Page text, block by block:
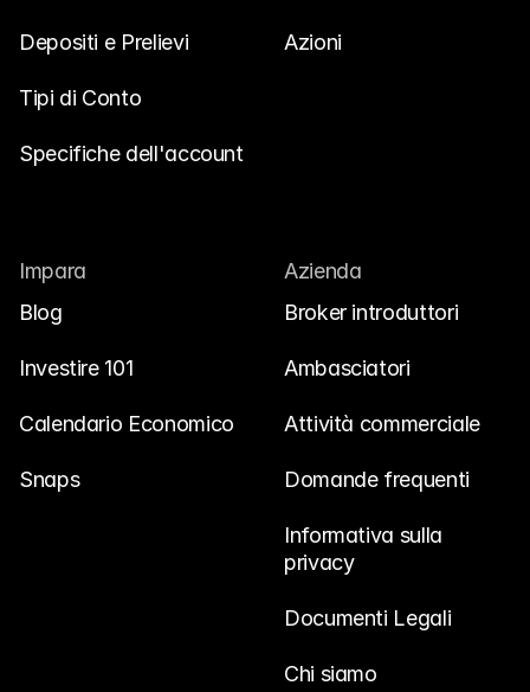
Depositi e Prelievi
Tipi di Conto
Specifiche dell'account
Azioni
Impara
Blog
Investire 101
Calendario Economico
Snaps
Azienda
Broker introduttori
Ambasciatori
Attività commerciale
Domande frequenti
Informativa sulla
privacy
Documenti Legali
Chi siamo